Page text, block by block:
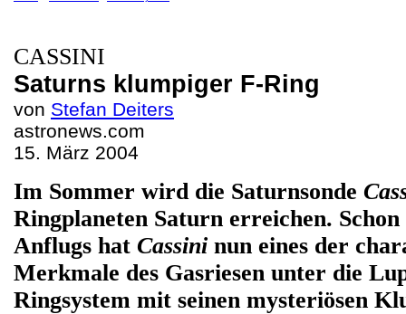
CASSINI
Saturns klumpiger F-Ring
von Stefan Deiters
astronews.com
15. März 2004
Im Sommer wird die Saturnsonde
Ringplaneten Saturn erreichen. Schon
Anflugs hat Cassini nun eines der
Merkmale des Gasriesen unter die
Ringsystem mit seinen mysteriösen